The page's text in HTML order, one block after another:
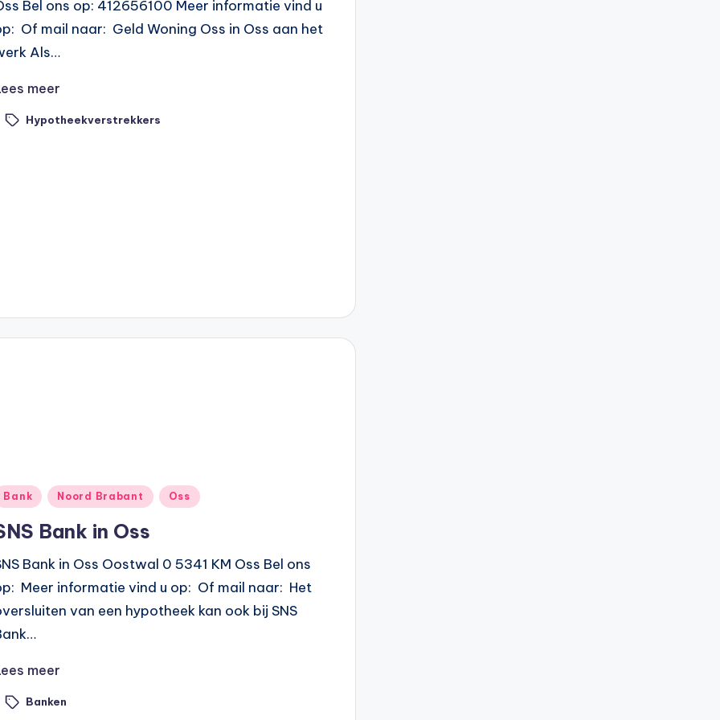
Bel ons op: 412656100 Meer informatie vind u
Of mail naar: Geld Woning Oss in Oss aan het
Als…
meer
Hypotheekverstrekkers
Bank Noord Brabant Oss
Bank in Oss
Bank in Oss Oostwal 0 5341 KM Oss Bel ons
Meer informatie vind u op: Of mail naar: Het
van een hypotheek kan ook bij SNS
meer
Banken